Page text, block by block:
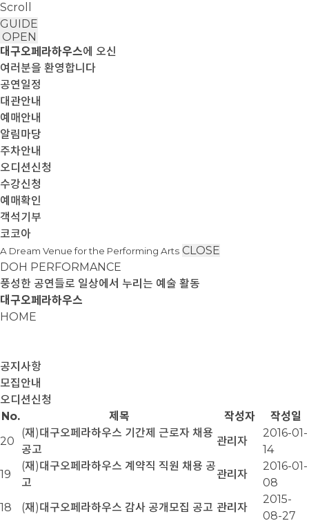
Scroll
GUIDE
OPEN
대구오페라하우스에 오신
여러분을 환영합니다
공연일정
대관안내
예매안내
알림마당
주차안내
오디션신청
수강신청
예매확인
객석기부
코코아
A Dream Venue for the Performing Arts CLOSE
DOH PERFORMANCE
풍성한 공연들로 일상에서 누리는 예술 활동
대구오페라하우스
HOME
공지사항
모집안내
오디션신청
No.
제목 작성자
작성일
20
(재)대구오페라하우스 기간제 근로자 채용
공고
관리자
2016-01-
14
19
(재)대구오페라하우스 계약직 직원 채용 공
고
관리자
2016-01-
08
18
(재)대구오페라하우스 감사 공개모집 공고 관리자
2015-
08-27